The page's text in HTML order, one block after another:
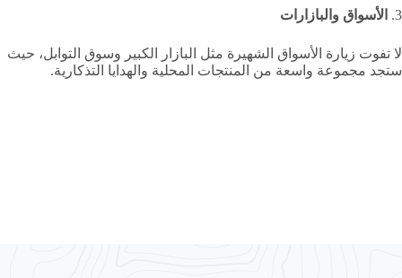
3. الأسواق والبازارات
لا تفوت زيارة الأسواق الشهيرة مثل البازار الكبير وسوق التوابل، حيث
ستجد مجموعة واسعة من المنتجات المحلية والهدايا التذكارية.